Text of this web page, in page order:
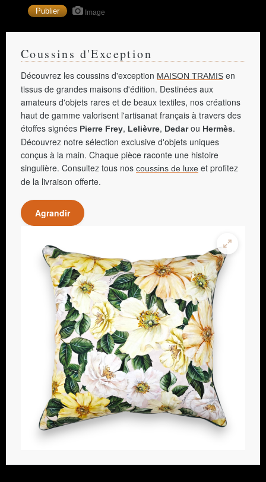
Image
Coussins d'Exception
Découvrez les coussins d'exception MAISON TRAMIS en
tissus de grandes maisons d'édition. Destinées aux
amateurs d'objets rares et de beaux textiles, nos créations
haut de gamme valorisent l'artisanat français à travers des
étoffes signées Pierre Frey, Lelièvre, Dedarou Hermès.
Découvrez notre sélection exclusive d'objets uniques
conçus à la main. Chaque pièce raconte une histoire
singulière. Consultez tous nos coussins de luxe et profitez
de la livraison offerte.
Agrandir